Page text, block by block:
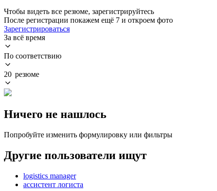
Чтобы видеть все резюме, зарегистрируйтесь
После регистрации покажем ещё 7 и откроем фото
Зарегистрироваться
За всё время
По соответствию
20 резюме
Ничего не нашлось
Попробуйте изменить формулировку или фильтры
Другие пользователи ищут
logistics manager
ассистент логиста